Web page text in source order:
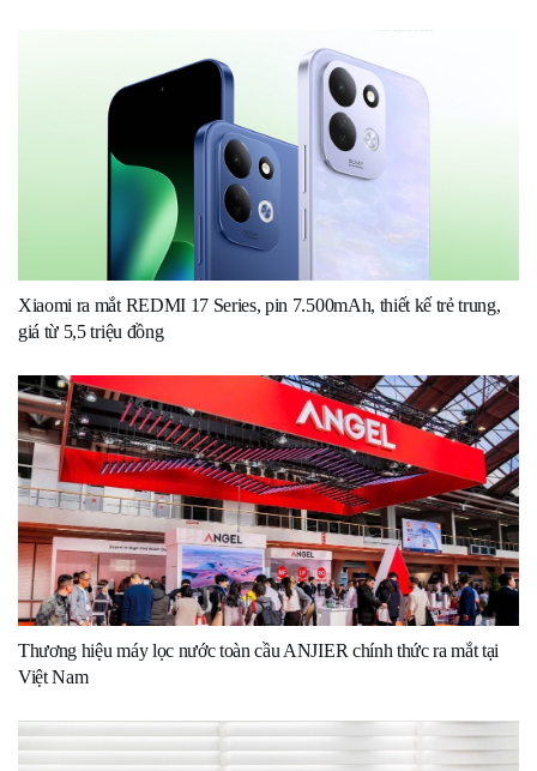
Xiaomi ra mắt REDMI 17 Series, pin 7.500mAh, thiết kế trẻ trung,
giá từ 5,5 triệu đồng
Thương hiệu máy lọc nước toàn cầu ANJIER chính thức ra mắt tại
Việt Nam